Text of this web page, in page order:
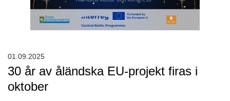
30 år av åländska EU-projekt firas i
oktober
01.09.2025